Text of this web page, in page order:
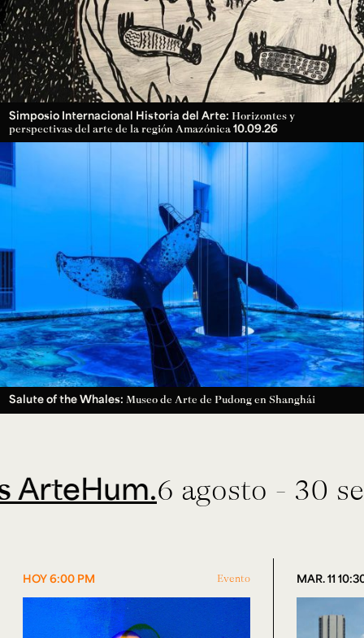
Simposio Internacional Historia del Arte: Horizontes y
perspectivas del arte de la región Amazónica 10.09.26
Salute of the Whales: Museo de Arte de Pudong en Shanghái
6 agosto - 30
HOY 6:00 PM Evento MAR. 11